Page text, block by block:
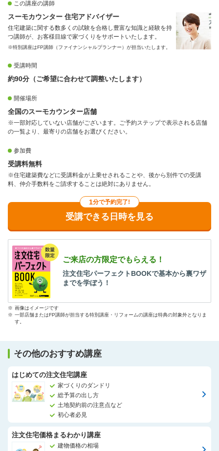
この講座の講師
スーモカウンター 住宅アドバイザー
住宅建築に関する数多くの試験を合格し豊富な知識と経験を持
つ講師が、お客様目線で家づくりをサポートいたします。
※特別講座はFP講師（ファイナンシャルプランナー）が担当いたします。
受講時間
約90分（ご希望に合わせて調整いたします）
開催場所
全国のスーモカウンター店舗
※一部対応していない店舗がございます。ご予約ステップで表示される店舗
の一覧より、最寄りの店舗をお選びください。
参加費
受講料無料
※住宅建築費などに受講料金が上乗せされることや、後から別件での受講
料、仲介手数料をご請求することは絶対にありません。
1分で予約完了!
受講できる日時を見る
ご来店の方限定でもらえる！
注文住宅パーフェクトBOOKで基本から裏ワザ
までを学ぼう！
※ 画像はイメージです
※ 一部店舗またはFP講師が担当する特別講座・リフォームの講座は特典の対象外となりま
す。
その他のおすすめ講座
はじめての注文住宅講座
家づくりのダンドリ
総予算の出し方
土地契約前の注意点など
初心者必見
注文住宅価格まるわかり講座
建物価格の相場